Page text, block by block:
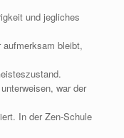
und jegliches
bleibt,
war der
In der Zen-Schule